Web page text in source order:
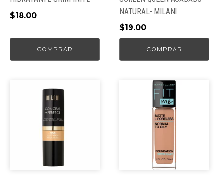
$18.00
COMPRAR
NATURAL- MILANI
$19.00
COMPRAR
producto
múltiples
producto
múltiples
opciones